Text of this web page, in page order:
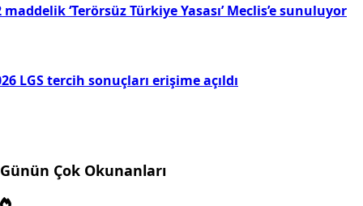
maddelik ‘Terörsüz Türkiye Yasası’ Meclis’e sunuluyor
LGS tercih sonuçları erişime açıldı
Günün Çok Okunanları